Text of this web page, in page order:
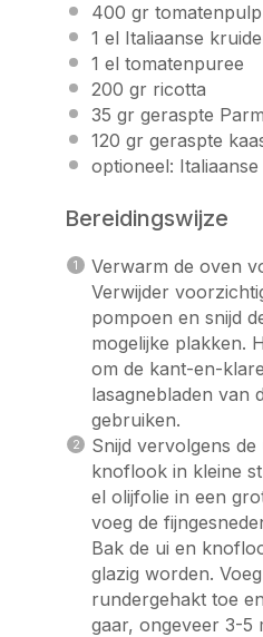
400 gr tomatenpulp
1 el Italiaanse
1 el tomatenpuree
200 gr ricotta
35 gr geraspte
120 gr geraspte
optioneel:
Bereidingswijze
Verwarm de oven
Verwijder
pompoen en snijd
mogelijke plakken.
om de kant-en-
lasagnebladen van
gebruiken.
Snijd vervolgens
knoflook in kleine
el olijfolie in een
voeg de
Bak de ui en
glazig worden.
rundergehakt toe
gaar, ongeveer 3-5